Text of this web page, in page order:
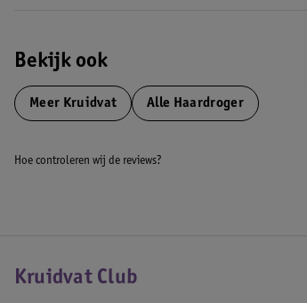
Bekijk ook
Meer Kruidvat Alle Haardroger
Hoe controleren wij de reviews?
Kruidvat Club